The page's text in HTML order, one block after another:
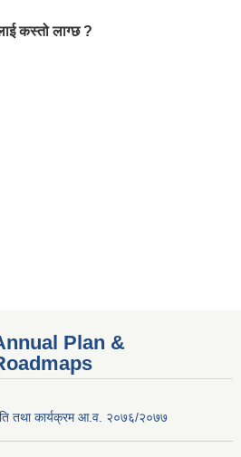
कस्तो लाग्छ ?
Plan &
तथा कार्यक्रम आ.व. २०७६/२०७७